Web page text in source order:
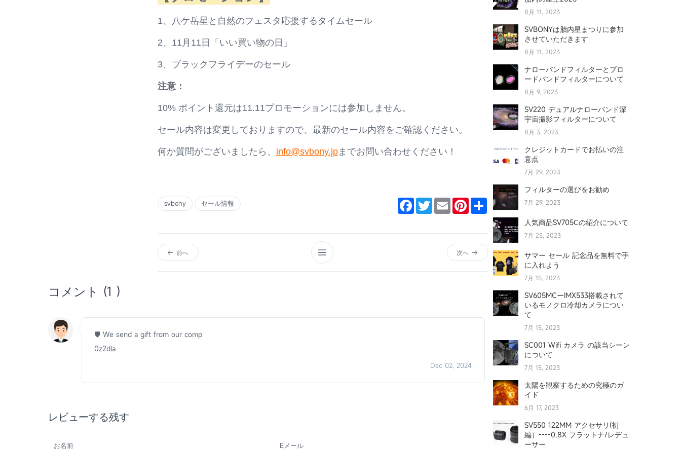
1、八ケ岳星と自然のフェスタ応援するタイムセール
2、11月11日「いい買い物の日」
3、ブラックフライデーのセール
注意：
10% ポイント還元は11.11プロモーションには参加しません。
セール内容は変更しておりますので、最新のセール内容をご確認ください。
何か質問がございましたら、 info@svbony.jpまでお問い合わせください！
svbony セール情報 Facebook
TwitterEmail PinterestShare
前へ 次へ
コメント (1 )
🛡 We send a gift from our comp
0z2dla
Dec 02, 2024
レビューする残す
お名前 Eメール
8月 11, 2023
SVBONYは胎内星まつりに参加
させていただきます
8月 11, 2023
ナローバンドフィルターとブロ
ードバンドフィルターについて
8月 9, 2023
SV220 デュアルナローバンド深
宇宙撮影フィルターについて
8月 3, 2023
クレジットカードでお払いの注
意点
7月 29, 2023
フィルターの選びをお勧め
7月 29, 2023
人気商品SV705Ⅽの紹介について
7月 25, 2023
サマー セール 記念品を無料で手
に入れよう
7月 15, 2023
SV605MCーIMX533搭載されて
いるモノクロ冷却カメラについ
て
7月 15, 2023
SC001 Wifi カメラ の該当シーン
について
7月 15, 2023
太陽を観察するための究極のガ
イド
6月 17, 2023
SV550 122MM アクセサリ(初
編）----0.8X フラットナ/レデュ
ーサー